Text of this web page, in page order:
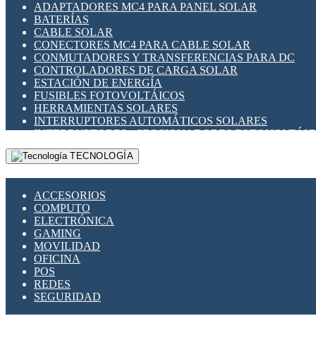
ADAPTADORES MC4 PARA PANEL SOLAR
BATERÍAS
CABLE SOLAR
CONECTORES MC4 PARA CABLE SOLAR
CONMUTADORES Y TRANSFERENCIAS PARA DC
CONTROLADORES DE CARGA SOLAR
ESTACIÓN DE ENERGÍA
FUSIBLES FOTOVOLTÁICOS
HERRAMIENTAS SOLARES
INTERRUPTORES AUTOMÁTICOS SOLARES
INTERRUPTORES - SECCIONADORES
MONTAJE PANEL SOLAR
PORTA FUSIBLES Y SECCIONADORES
TECNOLOGÍA
ACCESORIOS
COMPUTO
ELECTRÓNICA
GAMING
MOVILIDAD
OFICINA
POS
REDES
SEGURIDAD